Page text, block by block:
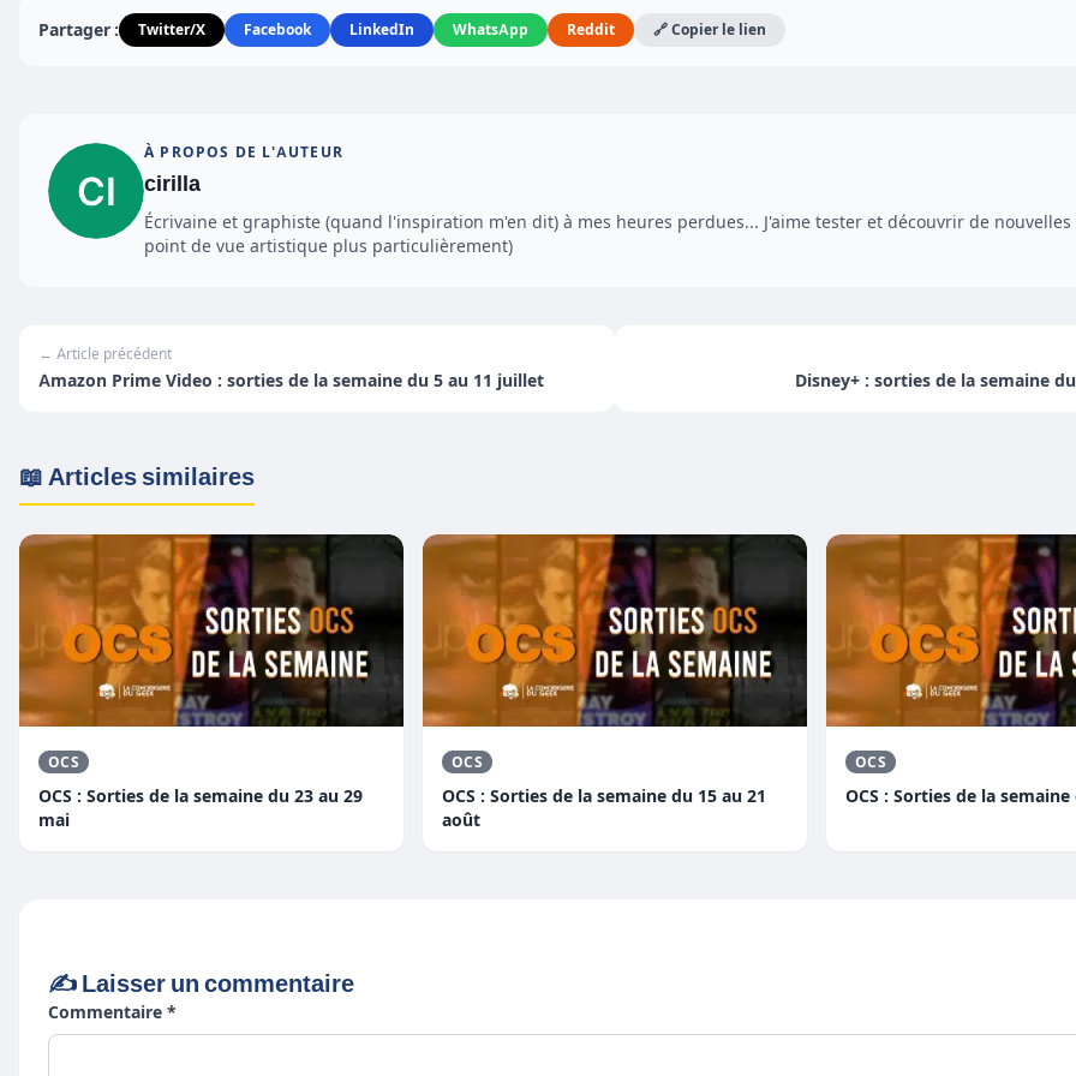
Partager : Twitter/X Facebook LinkedIn WhatsApp Reddit 🔗 Copier le lien
À PROPOS DE L'AUTEUR
cirilla
Écrivaine et graphiste (quand l'inspiration m'en dit) à mes heures perdues... J'aime tester et découvrir de nouvelles
point de vue artistique plus particulièrement)
← Article précédent
Amazon Prime Video : sorties de la semaine du 5 au 11 juillet Disney+ : sorties de la semaine
📖 Articles similaires
OCS
OCS : Sorties de la semaine du 23 au 29
mai
OCS
OCS : Sorties de la semaine du 15 au 21
août
OCS
OCS : Sorties de la
✍️ Laisser un commentaire
Commentaire *